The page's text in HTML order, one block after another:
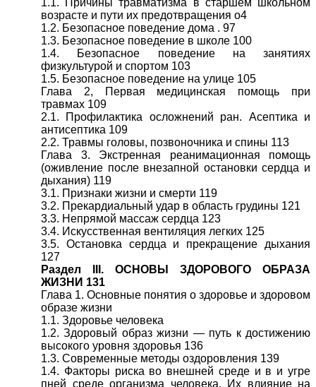
1.1. Причины травматизма в старшем школьном
возрасте и пути их предотвращения о4
1.2. Безопасное поведение дома . 97
1.3. Безопасное поведение в школе 100
1.4. Безопасное поведение на занятиях
физкультурой и спортом 103
1.5. Безопасное поведение на улице 105
Глава 2, Первая медицинская помощь при
травмах 109
2.1. Профилактика осложнений ран. Асептика и
антисептика 109
2.2. Травмы головы, позвоночника и спины 113
Глава 3. Экстренная реанимационная помощь
(оживление после внезапной остановки сердца и
дыхания) 119
3.1. Признаки жизни и смерти 119
3.2. Прекардиальный удар в область грудины 121
3.3. Непрямой массаж сердца 123
3.4. Искусственная вентиляция легких 125
3.5. Остановка сердца и прекращение дыхания
127
Раздел III. ОСНОВЫ ЗДОРОВОГО ОБРАЗА
ЖИЗНИ 131
Глава 1. Основные понятия о здоровье и здоровом
образе жизни
1.1. Здоровье человека
1.2. Здоровый образ жизни — путь к достижению
высокого уровня здоровья 136
1.3. Современные методы оздоровления 139
1.4. Факторы риска во внешней среде и в и угре
пней среде организма человека. Их влияние на